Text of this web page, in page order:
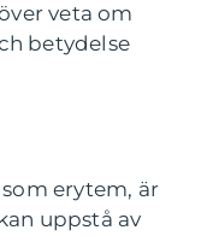
veta om
betydelse
erytem, är
uppstå av